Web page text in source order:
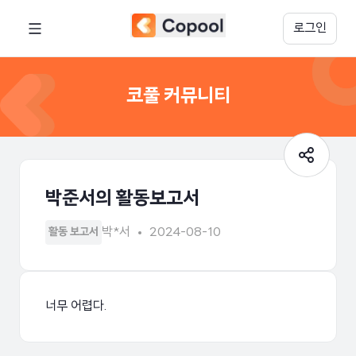
로그인
코풀 커뮤니티
박준서의 활동보고서
활동 보고서 박*서 2024-08-10
너무 어렵다.